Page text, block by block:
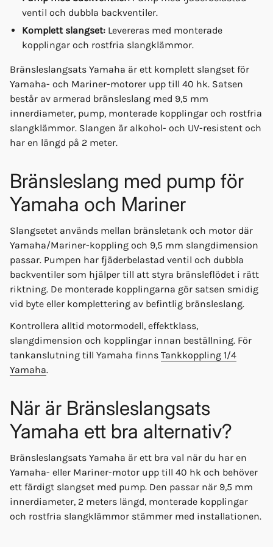
ventil och dubbla backventiler.
Komplett slangset: Levereras med monterade
kopplingar och rostfria slangklämmor.
Bränsleslangsats Yamaha är ett komplett slangset för
Yamaha- och Mariner-motorer upp till 40 hk. Satsen
består av armerad bränsleslang med 9,5 mm
innerdiameter, pump, monterade kopplingar och rostfria
slangklämmor. Slangen är alkohol- och UV-resistent och
har en längd på 2 meter.
Bränsleslang med pump för
Yamaha och Mariner
Slangsetet används mellan bränsletank och motor där
Yamaha/Mariner-koppling och 9,5 mm slangdimension
passar. Pumpen har fjäderbelastad ventil och dubbla
backventiler som hjälper till att styra bränsleflödet i rätt
riktning. De monterade kopplingarna gör satsen smidig
vid byte eller komplettering av befintlig bränsleslang.
Kontrollera alltid motormodell, effektklass,
slangdimension och kopplingar innan beställning. För
tankanslutning till Yamaha finns Tankkoppling 1/4
Yamaha.
När är Bränsleslangsats
Yamaha ett bra alternativ?
Bränsleslangsats Yamaha är ett bra val när du har en
Yamaha- eller Mariner-motor upp till 40 hk och behöver
ett färdigt slangset med pump. Den passar när 9,5 mm
innerdiameter, 2 meters längd, monterade kopplingar
och rostfria slangklämmor stämmer med installationen.